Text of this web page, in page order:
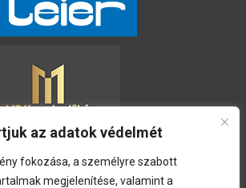
az adatok védelmét
fokozása, a személyre szabott
megjelenítése, valamint a